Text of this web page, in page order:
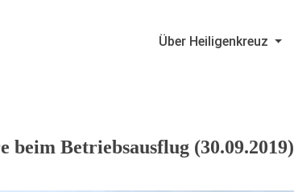
Über Heiligenkreuz
beim Betriebsausflug (30.09.2019)